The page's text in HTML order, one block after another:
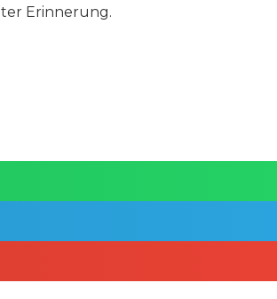
Erinnerung.